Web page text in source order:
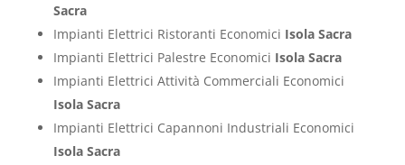
Sacra
Impianti Elettrici Ristoranti Economici Isola Sacra
Impianti Elettrici Palestre Economici Isola Sacra
Impianti Elettrici Attività Commerciali Economici
Isola Sacra
Impianti Elettrici Capannoni Industriali Economici
Isola Sacra